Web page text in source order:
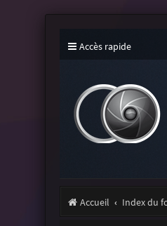
Accès rapide
Accueil Index du